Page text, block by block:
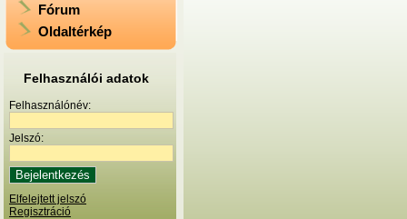
Fórum
Oldaltérkép
Felhasználói adatok
Felhasználónév:
Jelszó:
Elfelejtett jelszó
Regisztráció